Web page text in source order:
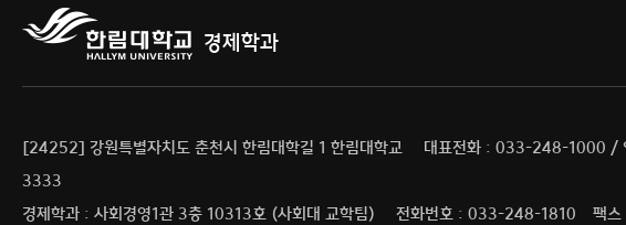
경제학과
[24252] 강원특별자치도 춘천시 한림대학길 1 한림대학교
대표전화 : 033-248-1000
3333
경제학과 : 사회경영1관 3층 10313호 (사회대 교학팀)
전화번호 : 033-248-1810 팩